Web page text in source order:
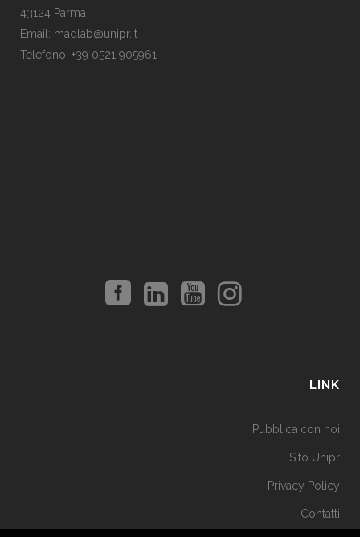
43124 Parma
Email: madlab@unipr.it
Telefono: +39 0521 905961
LINK
Pubblica con noi
Sito Unipr
Privacy Policy
Contatti